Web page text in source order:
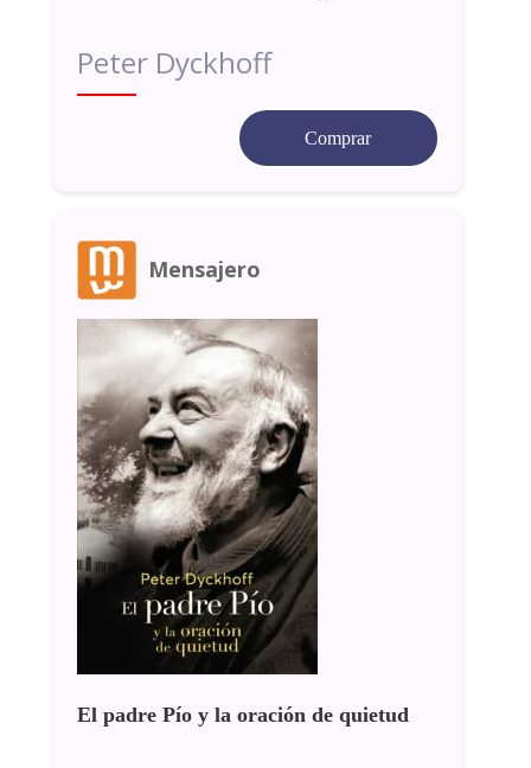
Peter Dyckhoff
Comprar
Mensajero
El padre Pío y la oración de quietud